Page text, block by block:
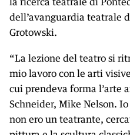
dell’avanguardia teatrale
Grotowski.
“La lezione del teatro si
mio lavoro con le arti
cui prendeva forma l’arte
Schneider, Mike Nelson.
non ero un teatrante,